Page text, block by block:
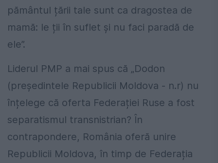
pământul țării tale sunt ca dragostea de
mamă: le ții în suflet și nu faci paradă de
ele”.
Liderul PMP a mai spus că „Dodon
(președintele Republicii Moldova - n.r) nu
înțelege că oferta Federației Ruse a fost
separatismul transnistrian? În
contrapondere, România oferă unire
Republicii Moldova, în timp de Federația